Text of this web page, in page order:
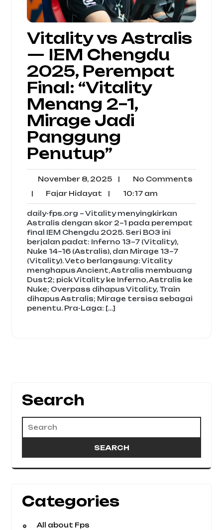
Vitality vs Astralis
— IEM Chengdu
2025, Perempat
Final: “Vitality
Menang 2–1,
Mirage Jadi
Panggung
Penutup”
November 8, 2025November
2025
| No CommentsNo
| Fajar Hidayat Fajar
Hidayat
| 10:17 am10:17
am
daily-fps.org – Vitality menyingkirkan
Astralis dengan skor 2–1 pada perempat
final IEM Chengdu 2025. Seri BO3 ini
berjalan padat: Inferno 13–7 (Vitality),
Nuke 14–16 (Astralis), dan Mirage 13–7
(Vitality). Veto berlangsung: Vitality
menghapus Ancient, Astralis membuang
Dust2; pick Vitality ke Inferno, Astralis ke
Nuke; Overpass dihapus Vitality, Train
dihapus Astralis; Mirage tersisa sebagai
penentu. Pra-Laga: […]
Search
Categories
All about Fps